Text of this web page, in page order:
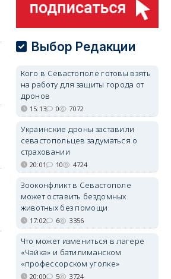
Выбор Редакции
Кого в Севастополе готовы взять
на работу для защиты города от
дронов
15:13 0 7072
Украинские дроны заставили
севастопольцев задуматься о
страховании
20:01 10 4724
Зооконфликт в Севастополе
может оставить бездомных
животных без помощи
17:02 6 3356
Что может измениться в лагере
«Чайка» и батилиманском
«профессорском уголке»
20:00 5 3724